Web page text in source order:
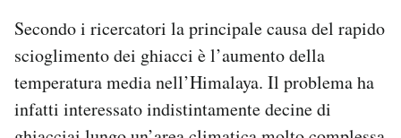
Secondo i ricercatori la principale causa del rapido
scioglimento dei ghiacci è l’aumento della
temperatura media nell’Himalaya. Il problema ha
infatti interessato indistintamente decine di